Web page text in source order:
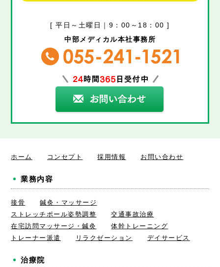
[ 平日～土曜日｜9：00～18：00 ]
中部メディカル本社事務所
ホーム コンセプト 採用情報 お問い合わせ
業務内容
接骨
鍼灸・マッサージ
ストレッチポール姿勢調整
交通事故治療
在宅訪問マッサージ・鍼灸
体幹トレーニング
トレーナー派遣
リラクゼーション デイサービス
治療院